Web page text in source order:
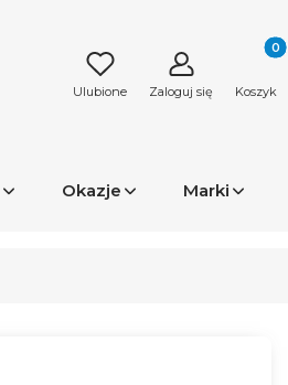
Ulubione Zaloguj się Koszyk
Okazje Marki